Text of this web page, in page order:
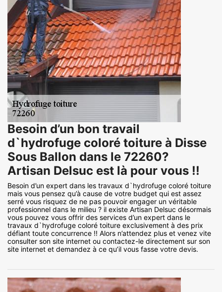
Besoin d’un bon travail
d`hydrofuge coloré toiture à Disse
Sous Ballon dans le 72260?
Artisan Delsuc est là pour vous !!
Besoin d’un expert dans les travaux d`hydrofuge coloré toiture
mais vous pensez qu’à cause de votre budget qui est assez
serré vous risquez de ne pas pouvoir engager un véritable
professionnel dans le milieu ? il existe Artisan Delsuc désormais
vous pouvez vous offrir des services d’un expert dans le
travaux d`hydrofuge coloré toiture exclusivement à des prix
défiant toute concurrence !! Alors n’attendez plus et venez vite
consulter son site internet ou contactez-le directement sur son
site internet et demandez à ce qu’il vous fasse votre devis.